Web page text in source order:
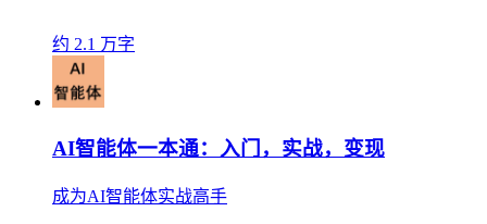
约 2.1 万字
AI智能体一本通：入门，实战，变现
成为AI智能体实战高手